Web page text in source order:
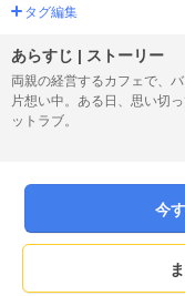
タグ編集
あらすじ | ストーリー
両親の経営するカフェで、
片想い中。ある日、思い切
ットラブ。
今